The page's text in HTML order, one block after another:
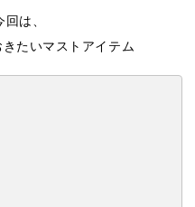
は、
たいマストアイテム